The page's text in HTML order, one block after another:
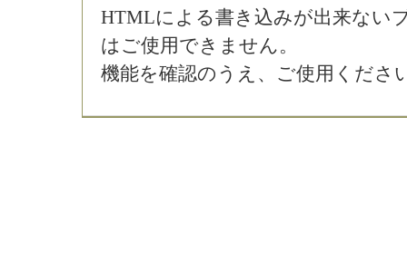
HTMLによる書き込みが出来ない
はご使用できません。
機能を確認のうえ、ご使用くださ